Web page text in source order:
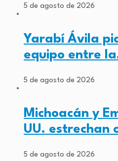
5 de agosto de 2026
Yarabí Ávila
equipo entre
5 de agosto de 2026
Michoacán y
UU. estrechan
5 de agosto de 2026